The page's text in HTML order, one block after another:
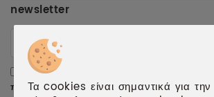
newsletter
Αποδέχομαι τους
προσωπικών δεδομένων.
Τα cookies είναι σημαντικά για την